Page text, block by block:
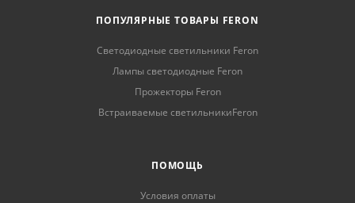
ПОПУЛЯРНЫЕ ТОВАРЫ FERON
Светодиодные светильники Feron
Лампы светодиодные Feron
Прожекторы Feron
Встраиваемые светильникиFeron
ПОМОЩЬ
Условия оплаты